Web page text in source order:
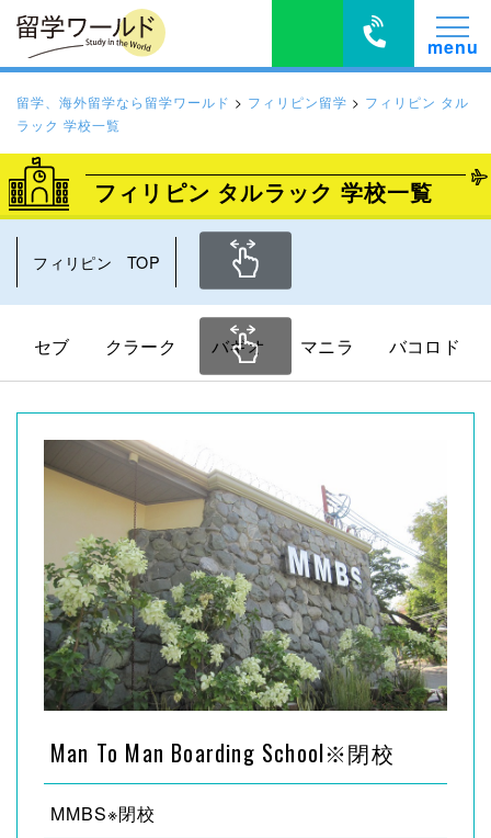
留学、海外留学なら留学ワールド > フィリピン留学 > フィリピン タル
ラック 学校一覧
フィリピン タルラック 学校一覧
フィリピン TOP
セブ クラーク バギオ マニラ バコロド
Man To Man Boarding School※閉校
MMBS※閉校